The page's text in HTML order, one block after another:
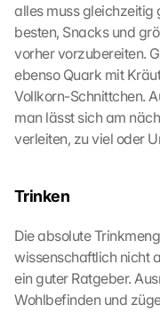
alles muss gleichzeitig
besten, Snacks und
vorher vorzubereiten.
ebenso Quark mit
Vollkorn-Schnittchen.
man lässt sich am
verleiten, zu viel oder
Trinken
Die absolute
wissenschaftlich nicht
ein guter Ratgeber.
Wohlbefinden und
C
o
o
i
e
s
g
z
t
.
o